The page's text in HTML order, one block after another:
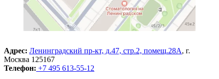
Адрес: Ленинградский пр-кт, д.47, стр.2, помещ.28А, г.
Москва 125167
Телефон: +7 495 613-55-12